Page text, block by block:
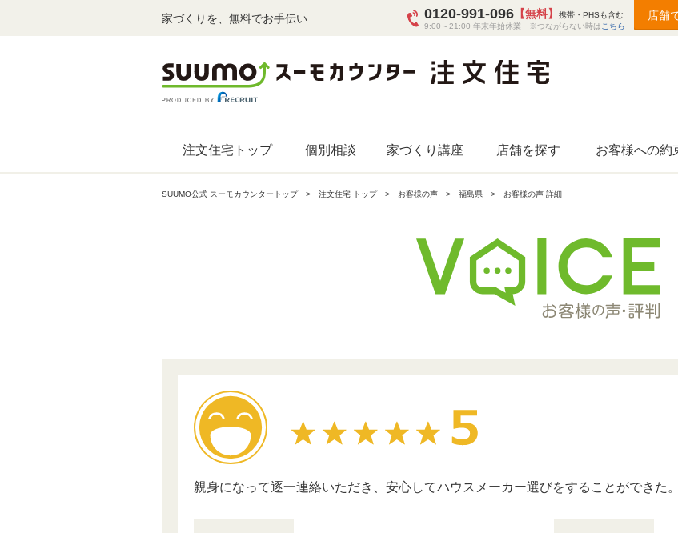
家づくりを、無料でお手伝い 0120-991-096 【無料】
携帯・PHSも含む
9:00～21:00 年末年始休業 ※つながらない時は こちら
店舗
注文住宅トップ 個別相談 家づくり講座 店舗を探す お客様への約
SUUMO公式 スーモカウンタートップ 注文住宅 トップ お客様の声 福島県 お客様の声 詳細
親身になって逐一連絡いただき、安心してハウスメーカー選びをすることができた。